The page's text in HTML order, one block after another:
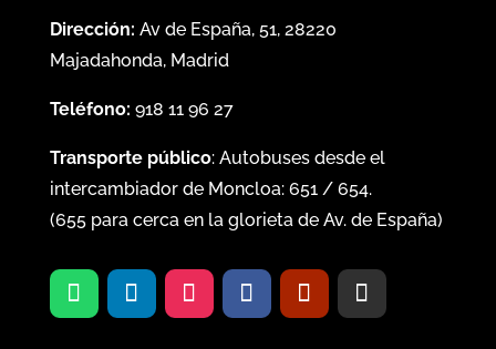
Dirección: Av de España, 51, 28220
Majadahonda, Madrid
Teléfono: 918 11 96 27
Transporte público: Autobuses desde el
intercambiador de Moncloa: 651/ 654.
(655para cerca en la glorieta de Av. de España)